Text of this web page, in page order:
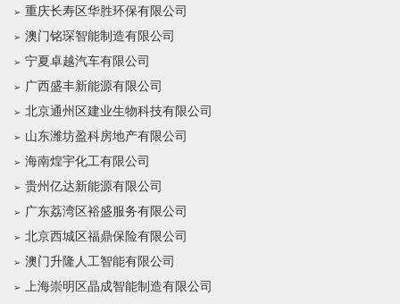
重庆长寿区华胜环保有限公司
澳门铭琛智能制造有限公司
宁夏卓越汽车有限公司
广西盛丰新能源有限公司
北京通州区建业生物科技有限公司
山东潍坊盈科房地产有限公司
海南煌宇化工有限公司
贵州亿达新能源有限公司
广东荔湾区裕盛服务有限公司
北京西城区福鼎保险有限公司
澳门升隆人工智能有限公司
上海崇明区晶成智能制造有限公司